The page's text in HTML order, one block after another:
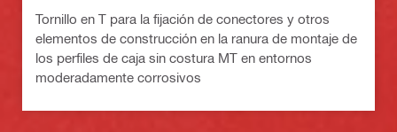
Tornillo en T para la fijación de conectores y otros
elementos de construcción en la ranura de montaje de
los perfiles de caja sin costura MT en entornos
moderadamente corrosivos